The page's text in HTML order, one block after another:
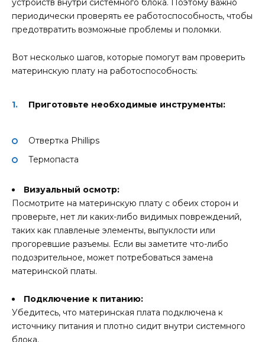
устройств внутри системного блока. Поэтому важно
периодически проверять ее работоспособность, чтобы
предотвратить возможные проблемы и поломки.
Вот несколько шагов, которые помогут вам проверить
материнскую плату на работоспособность:
Приготовьте необходимые инструменты:
Отвертка Phillips
Термопаста
Визуальный осмотр:
Посмотрите на материнскую плату с обеих сторон и
проверьте, нет ли каких-либо видимых повреждений,
таких как плавленые элементы, выпуклости или
прогоревшие разъемы. Если вы заметите что-либо
подозрительное, может потребоваться замена
материнской платы.
Подключение к питанию:
Убедитесь, что материнская плата подключена к
источнику питания и плотно сидит внутри системного
блока.